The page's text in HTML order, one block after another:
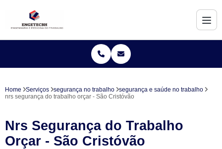
Home Serviços segurança no trabalho
segurança e saúde no trabalho
nrs segurança do trabalho orçar - São Cristóvão
Nrs Segurança do Trabalho
Orçar - São Cristóvão